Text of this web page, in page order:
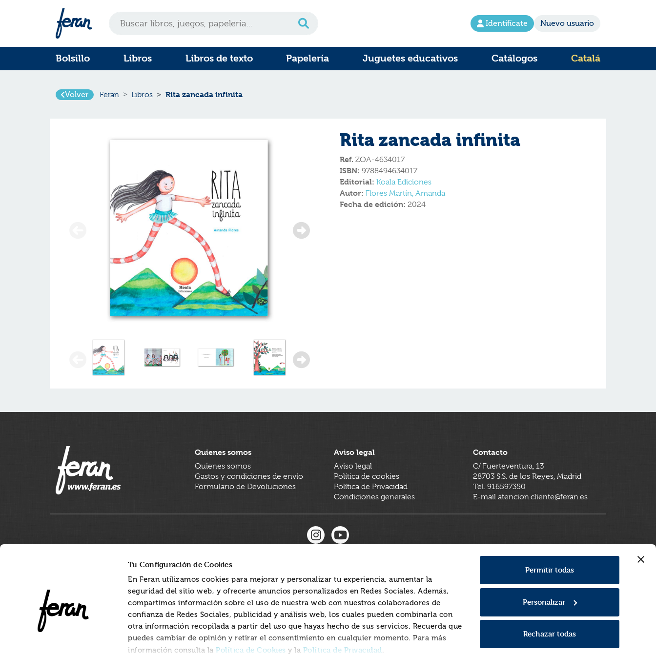
Tu Configuración de Cookies
En Feran utilizamos cookies para mejorar y personalizar tu experiencia, aumentar la
seguridad del sitio web, y ofrecerte anuncios personalizados en Redes Sociales. Además,
compartimos información sobre el uso de nuestra web con nuestros colaboradores de
confianza de Redes Sociales, publicidad y análisis web, los cuales pueden combinarla con
otra información recopilada a partir del uso que hayas hecho de sus servicios. Recuerda que
puedes cambiar de opinión y retirar el consentimiento en cualquier momento. Para más
información consulta laPolítica de Cookies y la Política de Privacidad.
Permitir todas
Personalizar
Rechazar todas
Identifícate Nuevo usuario
Bolsillo Libros Libros de texto Papelería Juguetes educativos Catálogos Catalá
Volver Feran Libros Rita zancada infinita
Rita zancada infinita
Ref. ZOA-4634017
ISBN: 9788494634017
Editorial: Koala Ediciones
Autor: Flores Martín, Amanda
Fecha de edición: 2024
Quienes somos
Quienes somos
Gastos y condiciones de envío
Formulario de Devoluciones
Aviso legal
Aviso legal
Política de cookies
Política de Privacidad
Condiciones generales
Contacto
C/ Fuerteventura, 13
28703 S.S. de los Reyes, Madrid
Tel. 916597350
E-mail atencion.cliente@feran.es